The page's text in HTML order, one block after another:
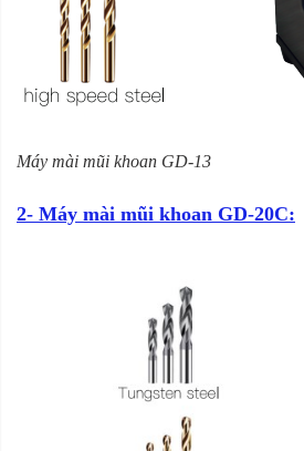
Máy mài mũi khoan GD-13
2- Máy mài mũi khoan GD-20C: